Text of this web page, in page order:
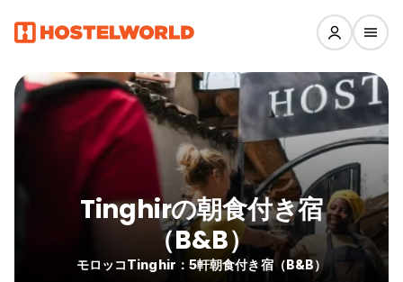
Tinghirの朝食付き宿
（B&B）
モロッコTinghir：5軒朝食付き宿（B&B）